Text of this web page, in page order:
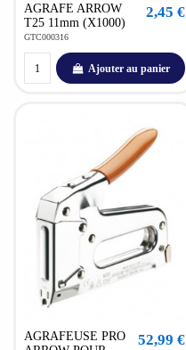
AGRAFE ARROW
T25 11mm (X1000)
GTC000316
2,45 €
Ajouter au panier
AGRAFEUSE PRO
52,99 €